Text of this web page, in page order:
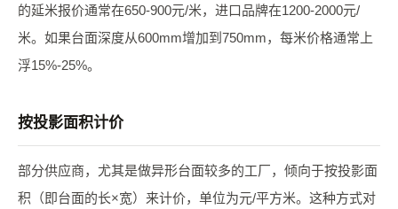
的延米报价通常在650-900元/米，进口品牌在1200-2000元/
米。如果台面深度从600mm增加到750mm，每米价格通常上
浮15%-25%。
按投影面积计价
部分供应商，尤其是做异形台面较多的工厂，倾向于按投影面
积（即台面的长×宽）来计价，单位为元/平方米。这种方式对